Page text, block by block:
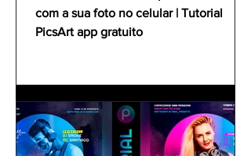
com a sua foto no celular | Tutorial
PicsArt app gratuito